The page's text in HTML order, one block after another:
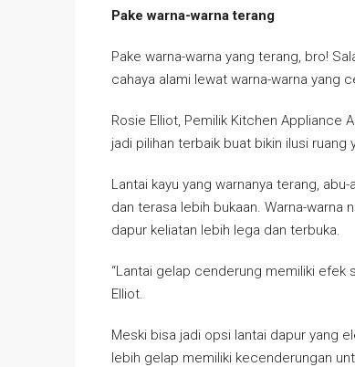
Pake warna-warna terang
Pake warna-warna yang terang, bro!
cahaya alami lewat warna-warna yang
Rosie Elliot, Pemilik Kitchen Appliance
jadi pilihan terbaik buat bikin ilusi ruang
Lantai kayu yang warnanya terang,
dan terasa lebih bukaan. Warna-warna
dapur keliatan lebih lega dan terbuka.
“Lantai gelap cenderung memiliki
Elliot.
Meski bisa jadi opsi lantai dapur yang
lebih gelap memiliki kecenderungan